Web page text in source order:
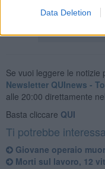
Data Deletion
Se vuoi leggere le notizie
Newsletter QUInews -
alle 20:00 direttamente
Basta cliccare QUI
Ti potrebbe
Giovane operaio
Morti sul lavoro, 12